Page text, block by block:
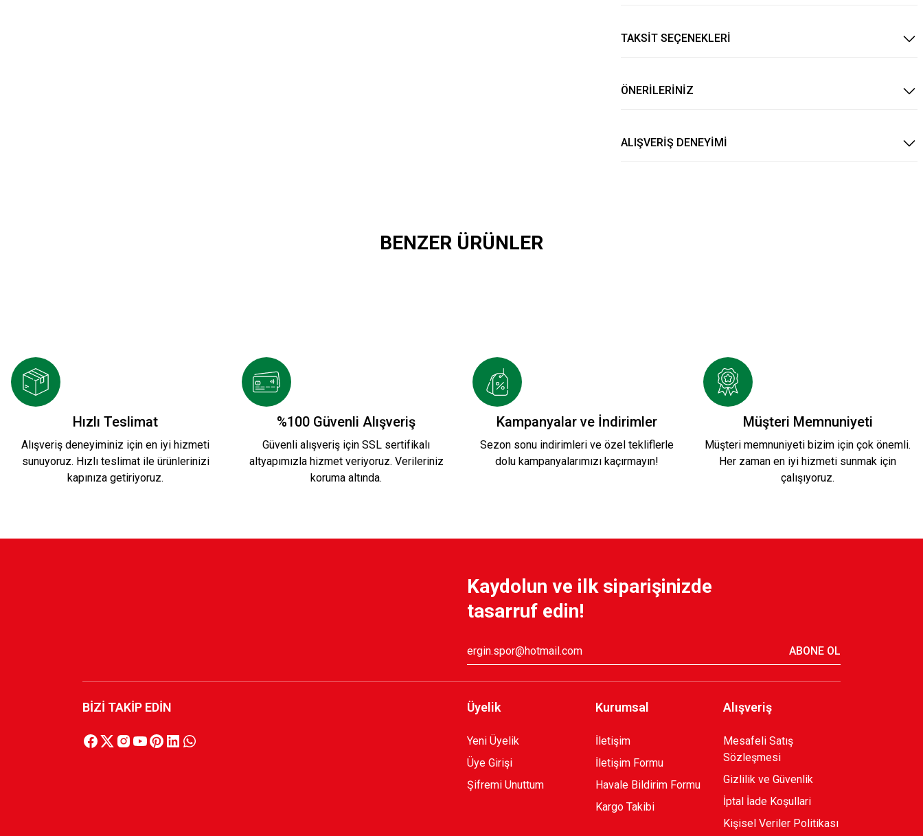
TAKSİT SEÇENEKLERİ
ÖNERİLERİNİZ
ALIŞVERİŞ DENEYİMİ
BENZER ÜRÜNLER
3.500,00 TL
KARŞIYAKA NAKIŞ LOGO KIRMIZI POLAR FERMUARLI SWEATSHIRT
1.749,90 TL
KARŞIYAKA TRİBÜN PAMUKLU SWEATSHIRT Y.
1.199,90 TL
1.749,90 TL
KARŞIYAKA NAKIŞ LOGO HAKİ POLAR FERMUARLI SWEATSHIRT
1.749,90 TL
Hızlı Teslimat
Alışveriş deneyiminiz için en iyi hizmeti
sunuyoruz. Hızlı teslimat ile ürünlerinizi
kapınıza getiriyoruz.
%100 Güvenli Alışveriş
Güvenli alışveriş için SSL sertifikalı
altyapımızla hizmet veriyoruz. Verileriniz
koruma altında.
Kampanyalar ve İndirimler
Sezon sonu indirimleri ve özel tekliflerle
dolu kampanyalarımızı kaçırmayın!
Müşteri Memnuniyeti
Müşteri memnuniyeti bizim için çok önemli.
Her zaman en iyi hizmeti sunmak için
çalışıyoruz.
Kaydolun ve ilk siparişinizde
tasarruf edin!
ABONE OL
BİZİ TAKİP EDİN Üyelik
Yeni Üyelik
Üye Girişi
Şifremi Unuttum
Kurumsal
İletişim
İletişim Formu
Havale Bildirim Formu
Kargo Takibi
Alışveriş
Mesafeli Satış
Sözleşmesi
Gizlilik ve Güvenlik
İptal İade Koşullari
Kişisel Veriler Politikası